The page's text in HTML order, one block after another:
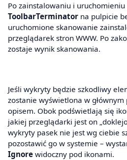
Po zainstalowaniu i
ToolbarTerminator na pulpicie
uruchomione skanowanie
przeglądarek stron WWW. Po
zostaje wynik skanowania.
Jeśli wykryty będzie szkodliwy
zostanie wyświetlona w
opisem. Obok podświetlają się
jakiej przeglądarki jest on
wykryty pasek nie jest wg ciebie
pozostawić go w systemie –
Ignore widoczny pod ikonami.